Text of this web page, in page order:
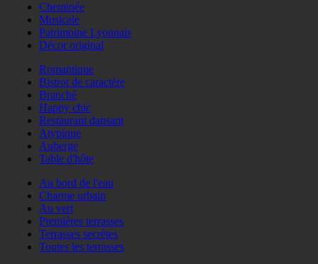
Cheminée
Musicale
Patrimoine Lyonnais
Décor original
Romantique
Bistrot de caractère
Branché
Happy chic
Restaurant dansant
Atypique
Auberge
Table d'hôte
Au bord de l'eau
Charme urbain
Au vert
Premières terrasses
Terrasses secrètes
Toutes les terrasses